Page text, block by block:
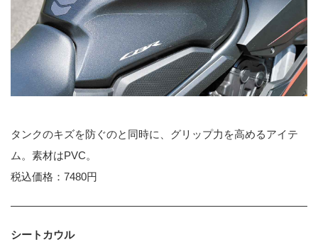
タンクのキズを防ぐのと同時に、グリップ力を高めるアイテ
ム。素材はPVC。
税込価格：7480円
シートカウル